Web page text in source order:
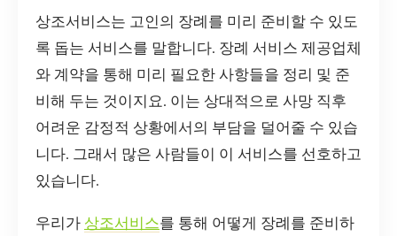
상조서비스는 고인의 장례를 미리 준비할 수 있도
록 돕는 서비스를 말합니다. 장례 서비스 제공업체
와 계약을 통해 미리 필요한 사항들을 정리 및 준
비해 두는 것이지요. 이는 상대적으로 사망 직후
어려운 감정적 상황에서의 부담을 덜어줄 수 있습
니다. 그래서 많은 사람들이 이 서비스를 선호하고
있습니다.
우리가 상조서비스를 통해 어떻게 장례를 준비하